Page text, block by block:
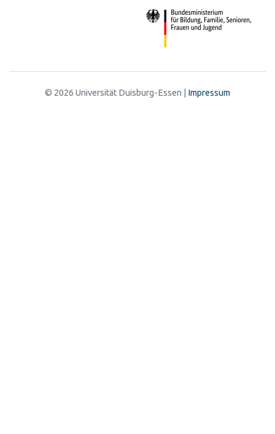
© 2026 Universität Duisburg-Essen | Impressum